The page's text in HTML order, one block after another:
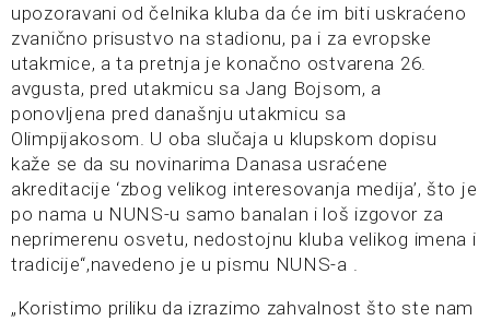
upozoravani od čelnika kluba da će im biti uskraćeno
zvanično prisustvo na stadionu, pa i za evropske
utakmice, a ta pretnja je konačno ostvarena 26.
avgusta, pred utakmicu sa Jang Bojsom, a
ponovljena pred današnju utakmicu sa
Olimpijakosom. U oba slučaja u klupskom dopisu
kaže se da su novinarima Danasa usraćene
akreditacije ‘zbog velikog interesovanja medija’, što je
po nama u NUNS-u samo banalan i loš izgovor za
neprimerenu osvetu, nedostojnu kluba velikog imena i
tradicije“,navedeno je u pismu NUNS-a .
„Koristimo priliku da izrazimo zahvalnost što ste nam